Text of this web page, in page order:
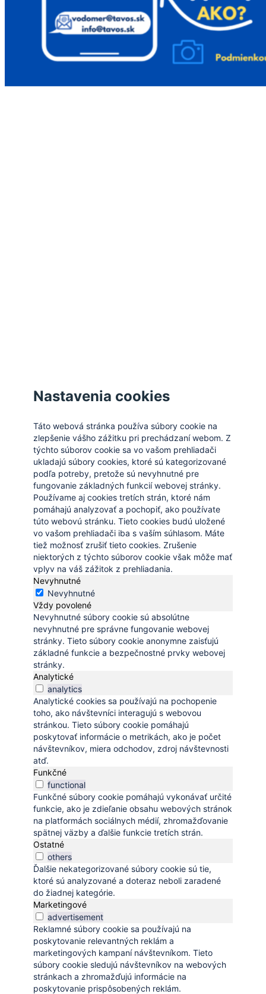
Nastavenia cookies
Táto webová stránka používa súbory cookie na
zlepšenie vášho zážitku pri prechádzaní webom. Z
týchto súborov cookie sa vo vašom prehliadači
ukladajú súbory cookies, ktoré sú kategorizované
podľa potreby, pretože sú nevyhnutné pre
fungovanie základných funkcií webovej stránky.
Používame aj cookies tretích strán, ktoré nám
pomáhajú analyzovať a pochopiť, ako používate
túto webovú stránku. Tieto cookies budú uložené
vo vašom prehliadači iba s vaším súhlasom. Máte
tiež možnosť zrušiť tieto cookies. Zrušenie
niektorých z týchto súborov cookie však môže mať
vplyv na váš zážitok z prehliadania.
Nevyhnutné
Nevyhnutné
Vždy povolené
Nevyhnutné súbory cookie sú absolútne
nevyhnutné pre správne fungovanie webovej
stránky. Tieto súbory cookie anonymne zaisťujú
základné funkcie a bezpečnostné prvky webovej
stránky.
Analytické
analytics
Analytické cookies sa používajú na pochopenie
toho, ako návštevníci interagujú s webovou
stránkou. Tieto súbory cookie pomáhajú
poskytovať informácie o metrikách, ako je počet
návštevníkov, miera odchodov, zdroj návštevnosti
atď.
Funkčné
functional
Funkčné súbory cookie pomáhajú vykonávať určité
funkcie, ako je zdieľanie obsahu webových stránok
na platformách sociálnych médií, zhromažďovanie
spätnej väzby a ďalšie funkcie tretích strán.
Ostatné
others
Ďalšie nekategorizované súbory cookie sú tie,
ktoré sú analyzované a doteraz neboli zaradené
do žiadnej kategórie.
Marketingové
advertisement
Reklamné súbory cookie sa používajú na
poskytovanie relevantných reklám a
marketingových kampaní návštevníkom. Tieto
súbory cookie sledujú návštevníkov na webových
stránkach a zhromažďujú informácie na
poskytovanie prispôsobených reklám.